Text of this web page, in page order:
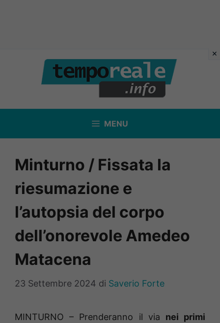
contenuto
MENU
Minturno / Fissata la
riesumazione e
l’autopsia del corpo
dell’onorevole Amedeo
Matacena
23 Settembre 2024 di Saverio Forte
MINTURNO – Prenderanno il via nei primi